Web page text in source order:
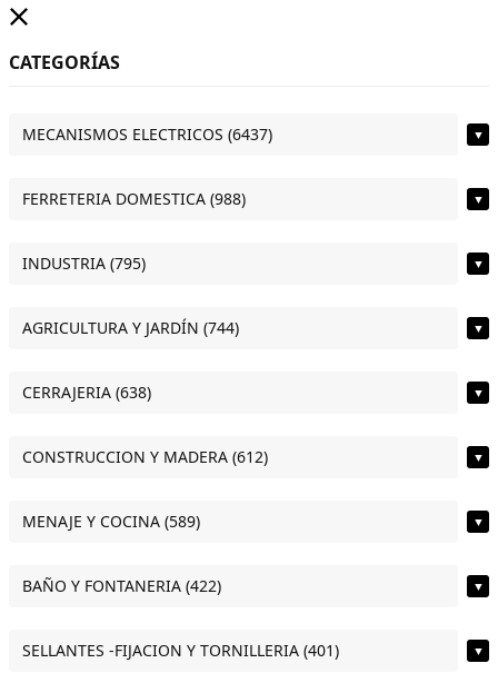
CATEGORÍAS
MECANISMOS ELECTRICOS (6437) ▼
FERRETERIA DOMESTICA (988) ▼
INDUSTRIA (795) ▼
AGRICULTURA Y JARDÍN (744) ▼
CERRAJERIA (638) ▼
CONSTRUCCION Y MADERA (612) ▼
MENAJE Y COCINA (589) ▼
BAÑO Y FONTANERIA (422) ▼
SELLANTES -FIJACION Y TORNILLERIA (401) ▼